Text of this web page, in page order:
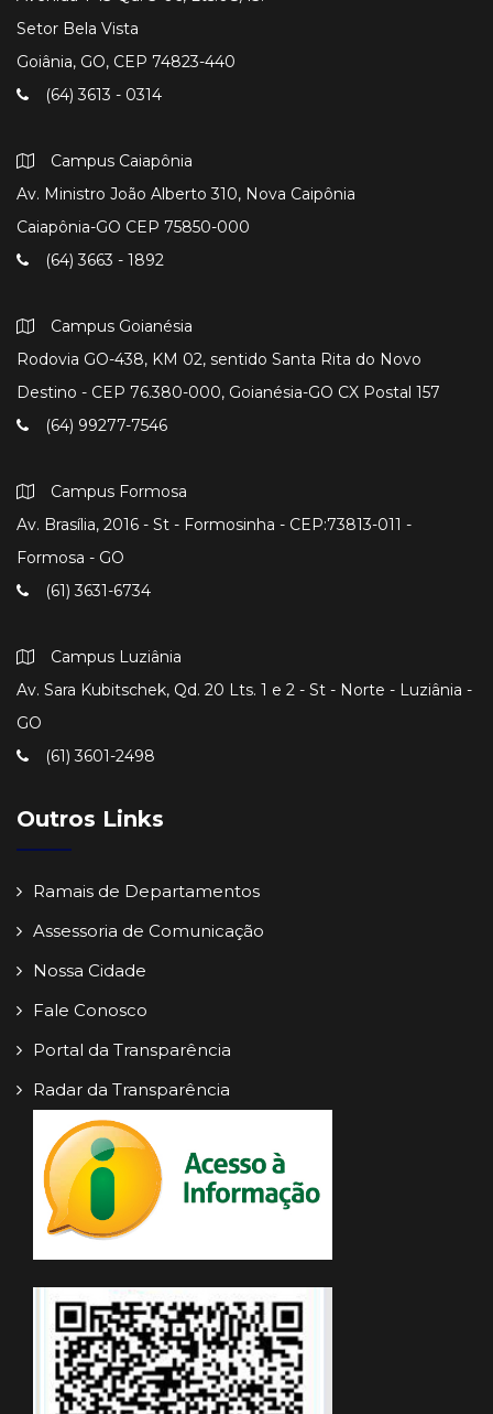
Setor Bela Vista
Goiânia, GO, CEP 74823-440
(64) 3613 - 0314
Campus Caiapônia
Av. Ministro João Alberto 310, Nova Caipônia
Caiapônia-GO CEP 75850-000
(64) 3663 - 1892
Campus Goianésia
Rodovia GO-438, KM 02, sentido Santa Rita do Novo
Destino - CEP 76.380-000, Goianésia-GO CX Postal 157
(64) 99277-7546
Campus Formosa
Av. Brasília, 2016 - St - Formosinha - CEP:73813-011 -
Formosa - GO
(61) 3631-6734
Campus Luziânia
Av. Sara Kubitschek, Qd. 20 Lts. 1 e 2 - St - Norte - Luziânia -
GO
(61) 3601-2498
Outros Links
Ramais de Departamentos
Assessoria de Comunicação
Nossa Cidade
Fale Conosco
Portal da Transparência
Radar da Transparência